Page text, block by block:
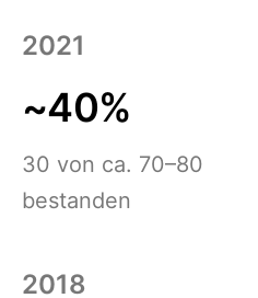
2021
~40%
30 von ca. 70–80
bestanden
2018